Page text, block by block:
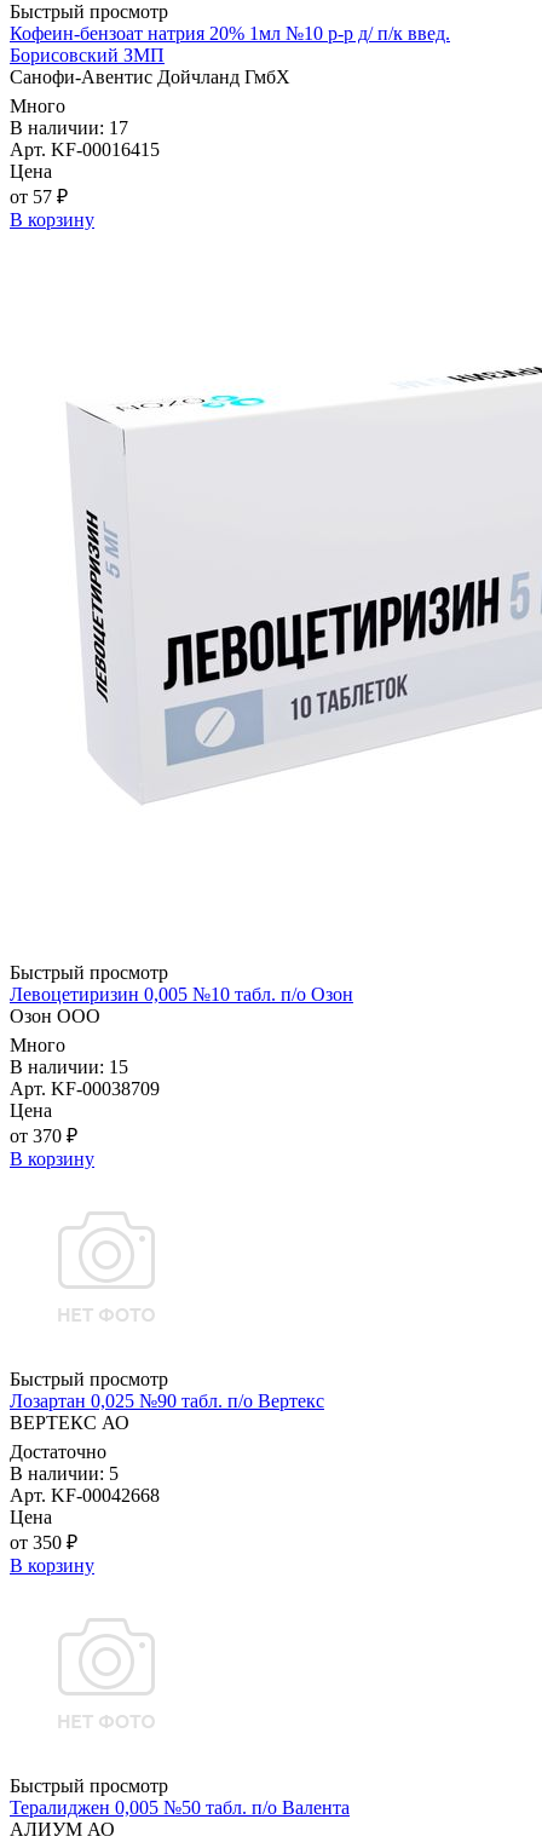
Быстрый просмотр
Кофеин-бензоат натрия 20% 1мл №10 р-р д/ п/к введ.
Борисовский ЗМП
Санофи-Авентис Дойчланд ГмбХ
Много
В наличии: 17
Арт. KF-00016415
Цена
от 57 ₽
В корзину
Быстрый просмотр
Левоцетиризин 0,005 №10 табл. п/о Озон
Озон ООО
Много
В наличии: 15
Арт. KF-00038709
Цена
от 370 ₽
В корзину
Быстрый просмотр
Лозартан 0,025 №90 табл. п/о Вертекс
ВЕРТЕКС АО
Достаточно
В наличии: 5
Арт. KF-00042668
Цена
от 350 ₽
В корзину
Быстрый просмотр
Тералиджен 0,005 №50 табл. п/о Валента
АЛИУМ АО